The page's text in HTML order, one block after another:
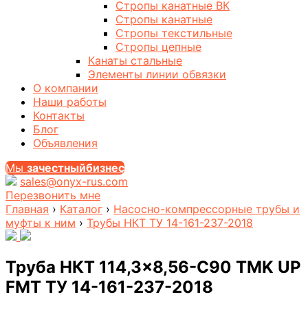
Стропы канатные ВК
Стропы канатные
Стропы текстильные
Стропы цепные
Канаты стальные
Элементы линии обвязки
О компании
Наши работы
Контакты
Блог
Объявления
Мы зачестныйбизнес
sales@onyx-rus.com
Перезвонить мне
Главная › Каталог › Насосно-компрессорные трубы и
муфты к ним › Трубы НКТ ТУ 14-161-237-2018
Труба НКТ 114,3×8,56-С90 TMK UP
FMT ТУ 14-161-237-2018